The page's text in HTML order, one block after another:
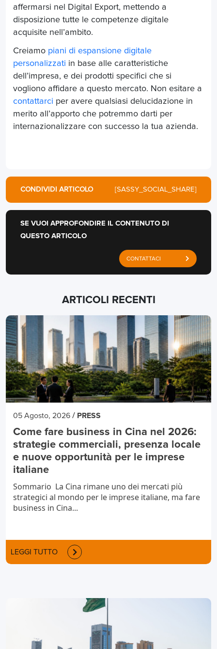
affermarsi nel Digital Export, mettendo a
disposizione tutte le competenze digitale
acquisite nell’ambito.
Creiamo piani di espansione digitale
personalizzati in base alle caratteristiche
dell’impresa, e dei prodotti specifici che si
vogliono affidare a questo mercato. Non esitare a
contattarci per avere qualsiasi delucidazione in
merito all’apporto che potremmo darti per
internazionalizzare con successo la tua azienda.
CONDIVIDI ARTICOLO [SASSY_SOCIAL_SHARE]
SE VUOI APPROFONDIRE IL CONTENUTO DI
QUESTO ARTICOLO
CONTATTACI
ARTICOLI RECENTI
05 Agosto, 2026 / PRESS
Come fare business in Cina nel 2026:
strategie commerciali, presenza locale
e nuove opportunità per le imprese
italiane
Sommario La Cina rimane uno dei mercati più
strategici al mondo per le imprese italiane, ma fare
business in Cina...
LEGGI TUTTO